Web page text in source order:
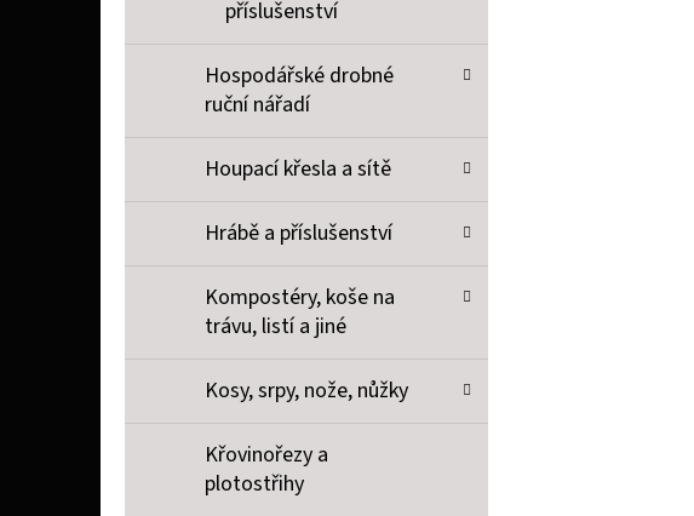
příslušenství
Hospodářské drobné
ruční nářadí
Houpací křesla a sítě
Hrábě a příslušenství
Kompostéry, koše na
trávu, listí a jiné
Kosy, srpy, nože, nůžky
Křovinořezy a
plotostřihy